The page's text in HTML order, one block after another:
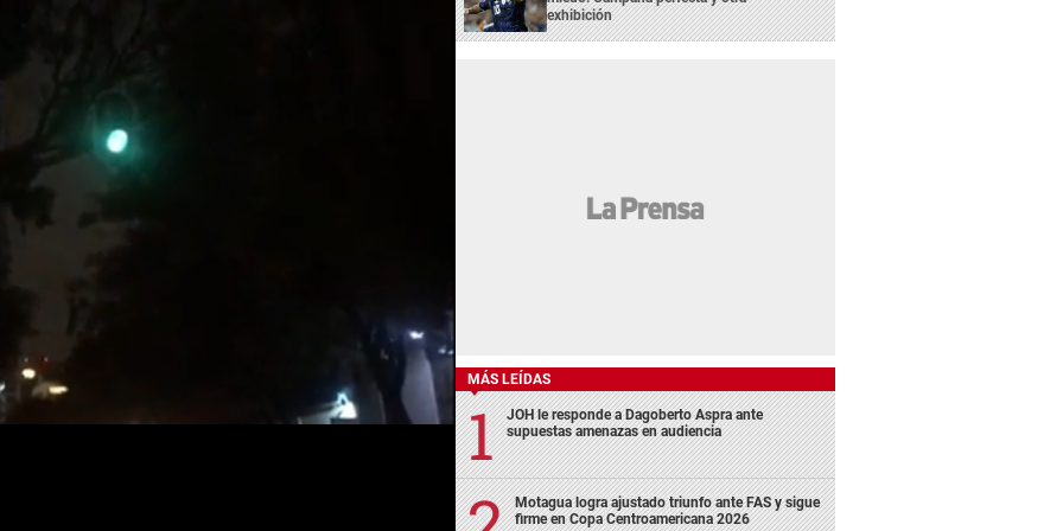
exhibición
MÁS LEÍDAS
JOH le responde a Dagoberto Aspra ante
supuestas amenazas en audiencia
Motagua logra ajustado triunfo ante FAS y sigue
firme en Copa Centroamericana 2026